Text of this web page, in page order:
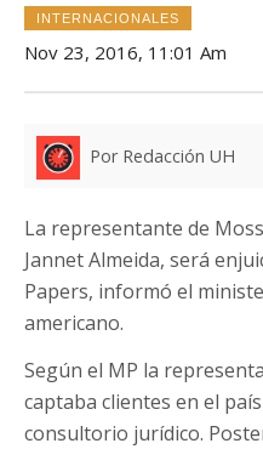
INTERNACIONALES
Nov 23, 2016, 11:01 Am
Por Redacción UH
La representante de
Jannet Almeida, será
Papers, informó el
americano.
Según el MP la
captaba clientes en el
consultorio jurídico.